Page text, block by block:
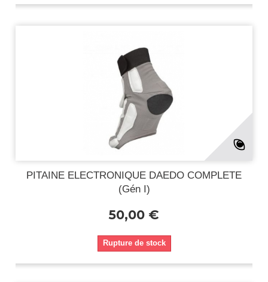
PITAINE ELECTRONIQUE DAEDO COMPLETE
(Gén I)
50,00 €
Rupture de stock